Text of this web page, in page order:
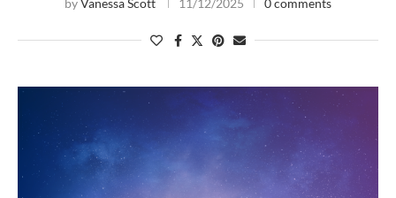
byVanessa Scott 11/12/2025 0 comments